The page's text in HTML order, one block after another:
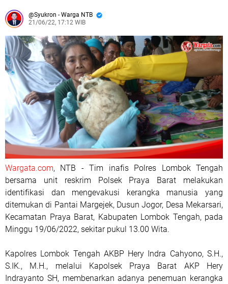
Syukron - Warga NTB
21/06/22, 17:12 WIB
Wargata.com, NTB - Tim inafis Polres Lombok Tengah
bersama unit reskrim Polsek Praya Barat melakukan
identifikasi dan mengevakusi kerangka manusia yang
ditemukan di Pantai Margejek, Dusun Jogor, Desa Mekarsari,
Kecamatan Praya Barat, Kabupaten Lombok Tengah, pada
Minggu 19/06/2022, sekitar pukul 13.00 Wita.
Kapolres Lombok Tengah AKBP Hery Indra Cahyono, S.H.,
S.IK., M.H., melalui Kapolsek Praya Barat AKP Hery
Indrayanto SH, membenarkan adanya penemuan kerangka